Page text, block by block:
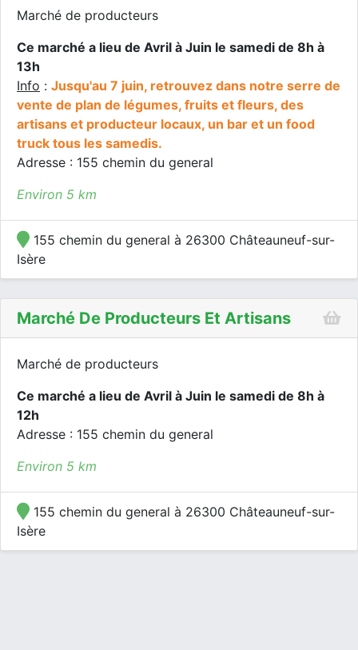
Marché de producteurs
Ce marché a lieu de Avril à Juin le samedi de 8h à
13h
Info : Jusqu'au 7 juin, retrouvez dans notre serre de
vente de plan de légumes, fruits et fleurs, des
artisans et producteur locaux, un bar et un food
truck tous les samedis.
Adresse : 155 chemin du general
Environ 5 km
155 chemin du general à 26300 Châteauneuf-sur-
Isère
Marché De Producteurs Et Artisans
Marché de producteurs
Ce marché a lieu de Avril à Juin le samedi de 8h à
12h
Adresse : 155 chemin du general
Environ 5 km
155 chemin du general à 26300 Châteauneuf-sur-
Isère